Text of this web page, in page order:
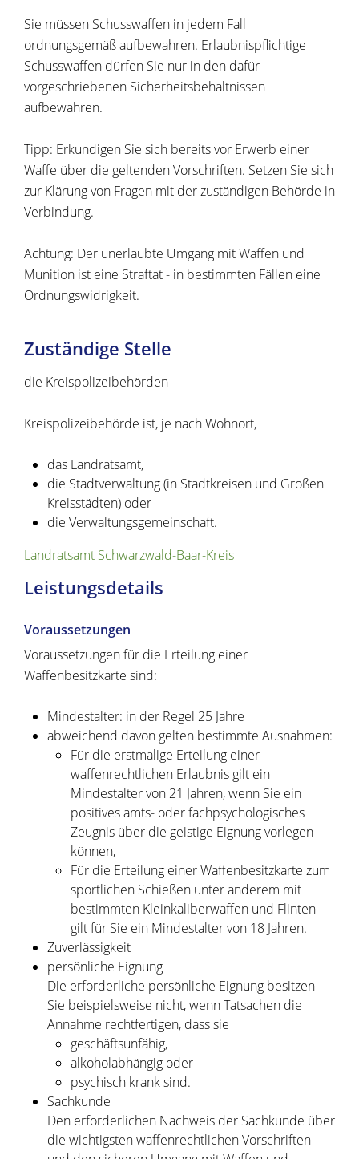
Sie müssen Schusswaffen in jedem Fall
ordnungsgemäß aufbewahren. Erlaubnispflichtige
Schusswaffen dürfen Sie nur in den dafür
vorgeschriebenen Sicherheitsbehältnissen
aufbewahren.
Tipp: Erkundigen Sie sich bereits vor Erwerb einer
Waffe über die geltenden Vorschriften. Setzen Sie sich
zur Klärung von Fragen mit der zuständigen Behörde in
Verbindung.
Achtung: Der unerlaubte Umgang mit Waffen und
Munition ist eine Straftat - in bestimmten Fällen eine
Ordnungswidrigkeit.
Zuständige Stelle
die Kreispolizeibehörden
Kreispolizeibehörde ist, je nach Wohnort,
das Landratsamt,
die Stadtverwaltung (in Stadtkreisen und Großen
Kreisstädten) oder
die Verwaltungsgemeinschaft.
Landratsamt Schwarzwald-Baar-Kreis
Leistungsdetails
Voraussetzungen
Voraussetzungen für die Erteilung einer
Waffenbesitzkarte sind:
Mindestalter: in der Regel 25 Jahre
abweichend davon gelten bestimmte Ausnahmen:
Für die erstmalige Erteilung einer
waffenrechtlichen Erlaubnis gilt ein
Mindestalter von 21 Jahren, wenn Sie ein
positives amts- oder fachpsychologisches
Zeugnis über die geistige Eignung vorlegen
können,
Für die Erteilung einer Waffenbesitzkarte zum
sportlichen Schießen unter anderem mit
bestimmten Kleinkaliberwaffen und Flinten
gilt für Sie ein Mindestalter von 18 Jahren.
Zuverlässigkeit
persönliche Eignung
Die erforderliche persönliche Eignung besitzen
Sie beispielsweise nicht, wenn Tatsachen die
Annahme rechtfertigen, dass sie
geschäftsunfähig,
alkoholabhängig oder
psychisch krank sind.
Sachkunde
Den erforderlichen Nachweis der Sachkunde über
die wichtigsten waffenrechtlichen Vorschriften